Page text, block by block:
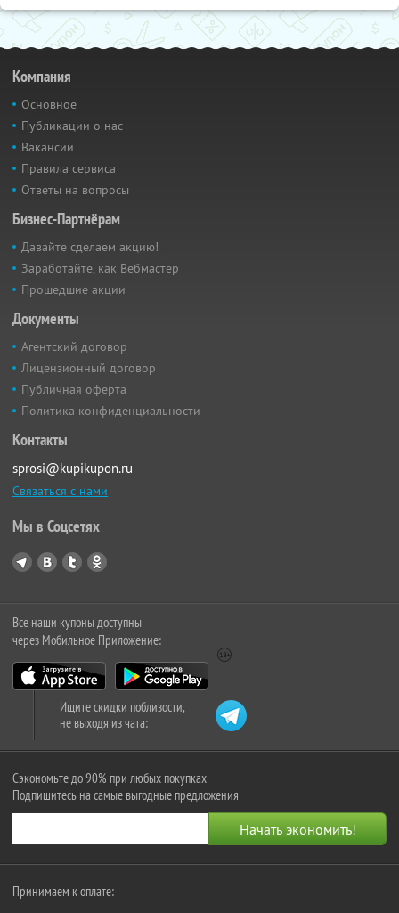
Компания
Основное
Публикации о нас
Вакансии
Правила сервиса
Ответы на вопросы
Бизнес-Партнёрам
Давайте сделаем акцию!
Заработайте, как Вебмастер
Прошедшие акции
Документы
Агентский договор
Лицензионный договор
Публичная оферта
Политика конфиденциальности
Контакты
sprosi@kupikupon.ru
Связаться с нами
Мы в Соцсетях
Все наши купоны доступны
через Мобильное Приложение:
Ищите скидки поблизости,
не выходя из чата:
Сэкономьте до 90% при любых покупках
Подпишитесь на самые выгодные предложения
Принимаем к оплате: